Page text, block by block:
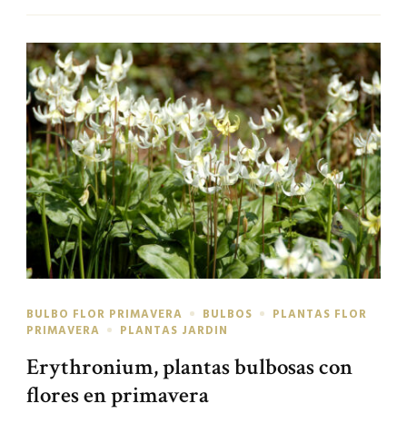
BULBO FLOR PRIMAVERA BULBOS
PLANTAS FLOR
PRIMAVERA
PLANTAS JARDIN
Erythronium, plantas bulbosas con
flores en primavera